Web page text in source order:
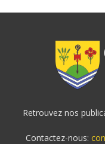
Retrouvez nos
Contactez-nous: